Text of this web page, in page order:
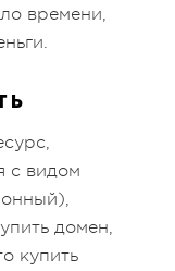
времени,
с видом
домен,
купить